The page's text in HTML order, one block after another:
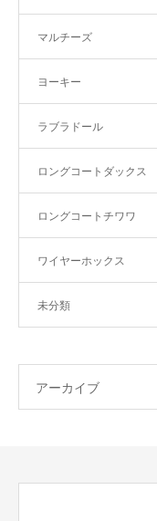
マルチーズ
ヨーキー
ラブラドール
ロングコートダックス
ロングコートチワワ
ワイヤーホックス
未分類
アーカイブ